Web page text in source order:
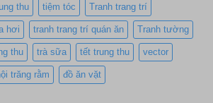
thu tiệm tóc Tranh trang trí
hơi tranh trang trí quán ăn Tranh tường
thu trà sữa tết trung thu vector
trăng rằm đồ ăn vặt